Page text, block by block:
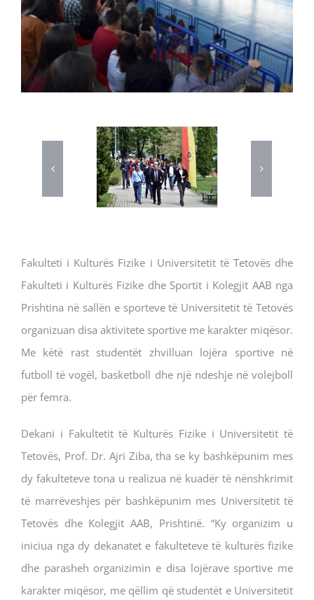
Fakulteti i Kulturës Fizike i Universitetit të Tetovës dhe
Fakulteti i Kulturës Fizike dhe Sportit i Kolegjit AAB nga
Prishtina në sallën e sporteve të Universitetit të Tetovës
organizuan disa aktivitete sportive me karakter miqësor.
Me këtë rast studentët zhvilluan lojëra sportive në
futboll të vogël, basketboll dhe një ndeshje në volejboll
për femra.
Dekani i Fakultetit të Kulturës Fizike i Universitetit të
Tetovës, Prof. Dr. Ajri Ziba, tha se ky bashkëpunim mes
dy fakulteteve tona u realizua në kuadër të nënshkrimit
të marrëveshjes për bashkëpunim mes Universitetit të
Tetovës dhe Kolegjit AAB, Prishtinë. “Ky organizim u
iniciua nga dy dekanatet e fakulteteve të kulturës fizike
dhe parasheh organizimin e disa lojërave sportive me
karakter miqësor, me qëllim që studentët e Universitetit